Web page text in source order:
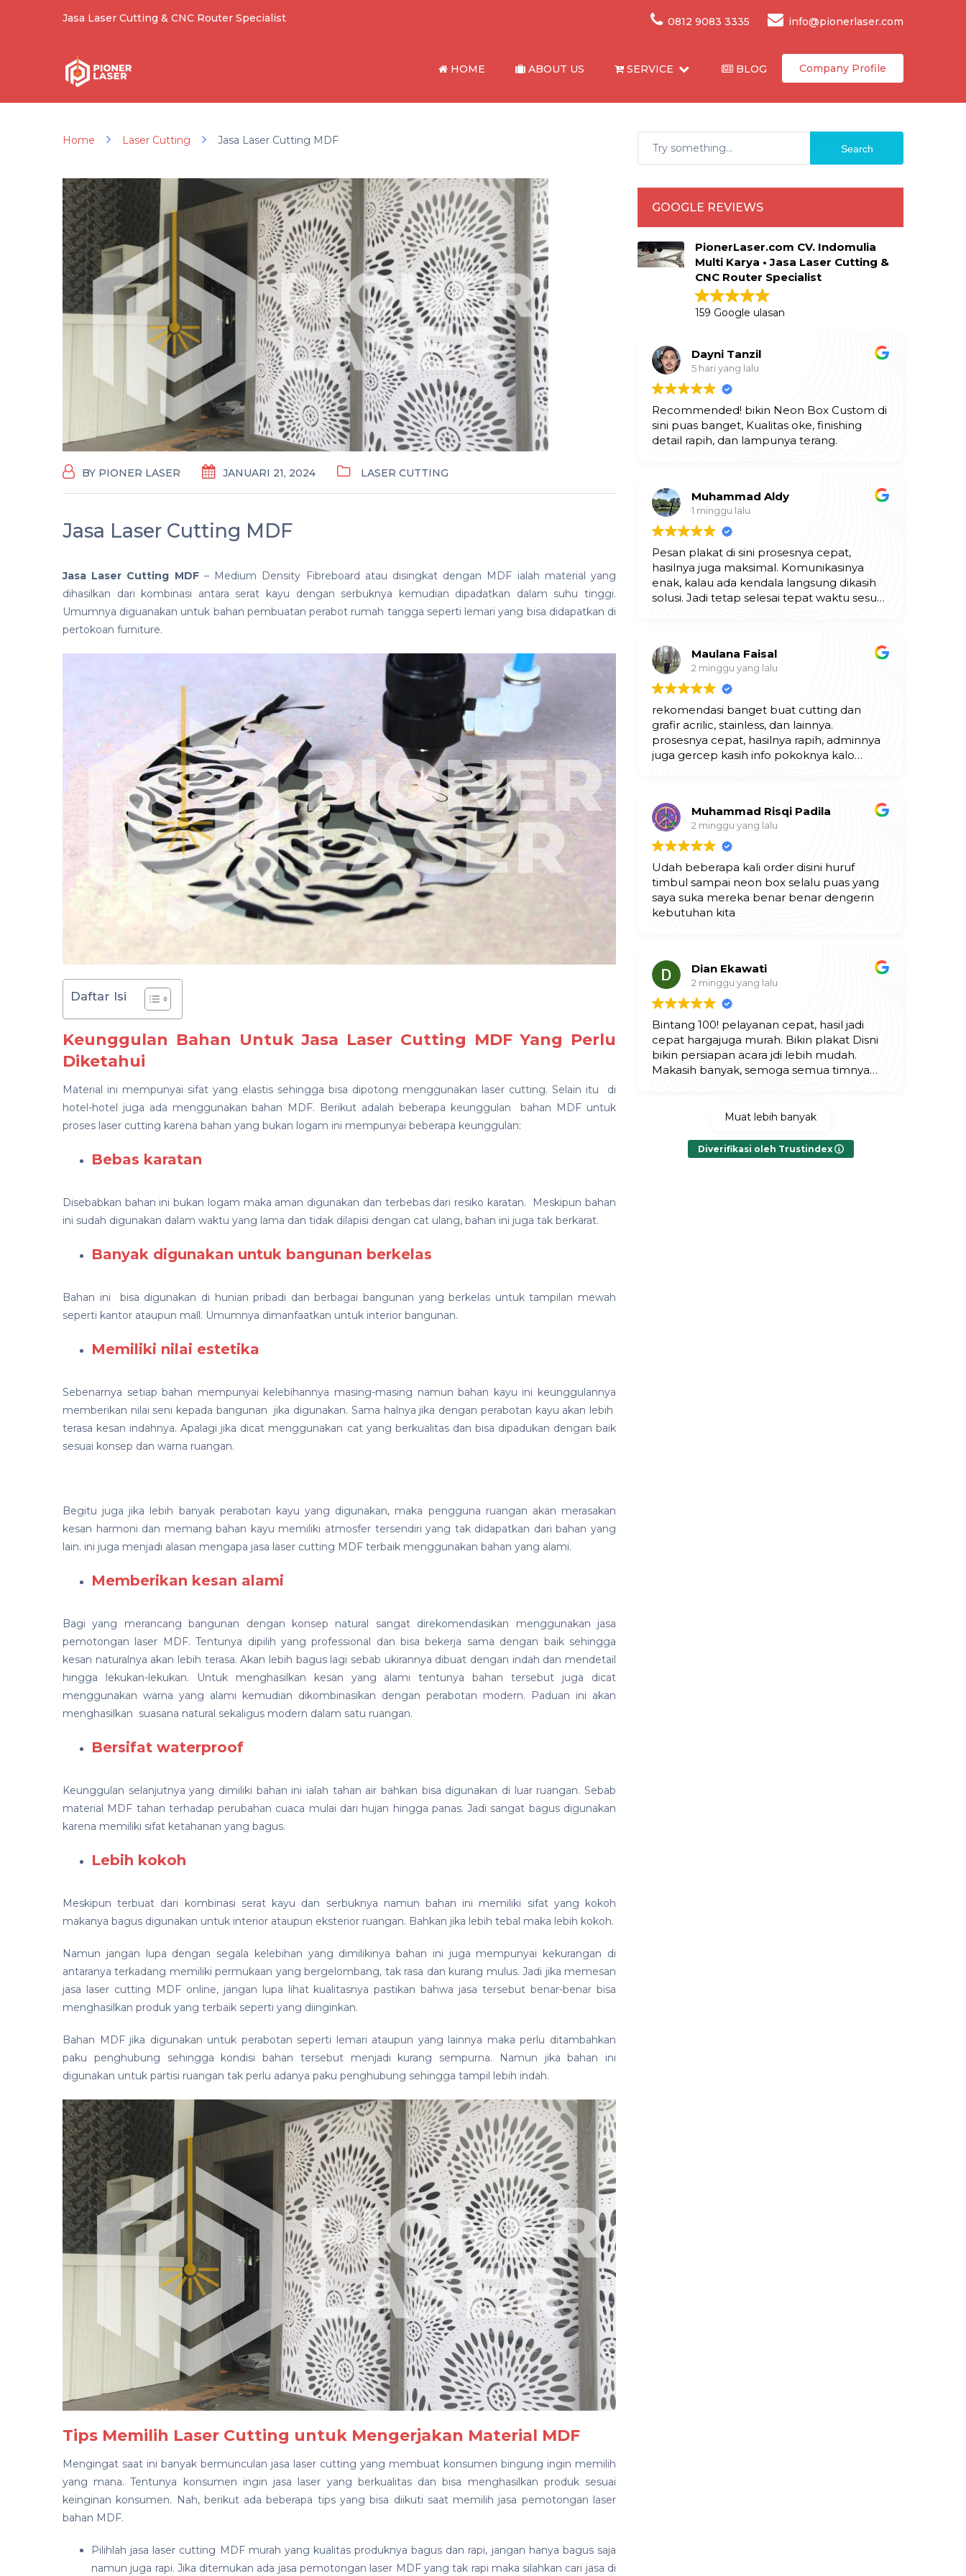
Jasa Laser Cutting & CNC Router Specialist 0812 9083 3335 info@pionerlaser.com
Company Profile
HOME ABOUT US SERVICE BLOG
Home Laser Cutting Jasa Laser Cutting MDF
BY PIONER LASER JANUARI 21, 2024 LASER CUTTING
Jasa Laser Cutting MDF
Jasa Laser Cutting MDF– Medium Density Fibreboard atau disingkat dengan MDF ialah material yang
dihasilkan dari kombinasi antara serat kayu dengan serbuknya kemudian dipadatkan dalam suhu tinggi.
Umumnya diguanakan untuk bahan pembuatan perabot rumah tangga seperti lemari yang bisa didapatkan di
pertokoan furniture.
Daftar Isi
Keunggulan Bahan Untuk Jasa Laser Cutting MDF Yang Perlu
Diketahui
Material ini mempunyai sifat yang elastis sehingga bisa dipotong menggunakan laser cutting. Selain itu di
hotel-hotel juga ada menggunakan bahan MDF. Berikut adalah beberapa keunggulan bahan MDF untuk
proses laser cutting karena bahan yang bukan logam ini mempunyai beberapa keunggulan:
Bebas karatan
Disebabkan bahan ini bukan logam maka aman digunakan dan terbebas dari resiko karatan. Meskipun bahan
ini sudah digunakan dalam waktu yang lama dan tidak dilapisi dengan cat ulang, bahan ini juga tak berkarat.
Banyak digunakan untuk bangunan berkelas
Bahan ini bisa digunakan di hunian pribadi dan berbagai bangunan yang berkelas untuk tampilan mewah
seperti kantor ataupun mall. Umumnya dimanfaatkan untuk interior bangunan.
Memiliki nilai estetika
Sebenarnya setiap bahan mempunyai kelebihannya masing-masing namun bahan kayu ini keunggulannya
memberikan nilai seni kepada bangunan jika digunakan. Sama halnya jika dengan perabotan kayu akan lebih
terasa kesan indahnya. Apalagi jika dicat menggunakan cat yang berkualitas dan bisa dipadukan dengan baik
sesuai konsep dan warna ruangan.
Begitu juga jika lebih banyak perabotan kayu yang digunakan, maka pengguna ruangan akan merasakan
kesan harmoni dan memang bahan kayu memiliki atmosfer tersendiri yang tak didapatkan dari bahan yang
lain. ini juga menjadi alasan mengapa jasa laser cutting MDF terbaik menggunakan bahan yang alami.
Memberikan kesan alami
Bagi yang merancang bangunan dengan konsep natural sangat direkomendasikan menggunakan jasa
pemotongan laser MDF. Tentunya dipilih yang professional dan bisa bekerja sama dengan baik sehingga
kesan naturalnya akan lebih terasa. Akan lebih bagus lagi sebab ukirannya dibuat dengan indah dan mendetail
hingga lekukan-lekukan. Untuk menghasilkan kesan yang alami tentunya bahan tersebut juga dicat
menggunakan warna yang alami kemudian dikombinasikan dengan perabotan modern. Paduan ini akan
menghasilkan suasana natural sekaligus modern dalam satu ruangan.
Bersifat waterproof
Keunggulan selanjutnya yang dimiliki bahan ini ialah tahan air bahkan bisa digunakan di luar ruangan. Sebab
material MDF tahan terhadap perubahan cuaca mulai dari hujan hingga panas. Jadi sangat bagus digunakan
karena memiliki sifat ketahanan yang bagus.
Lebih kokoh
Meskipun terbuat dari kombinasi serat kayu dan serbuknya namun bahan ini memiliki sifat yang kokoh
makanya bagus digunakan untuk interior ataupun eksterior ruangan. Bahkan jika lebih tebal maka lebih kokoh.
Namun jangan lupa dengan segala kelebihan yang dimilikinya bahan ini juga mempunyai kekurangan di
antaranya terkadang memiliki permukaan yang bergelombang, tak rasa dan kurang mulus. Jadi jika memesan
jasa laser cutting MDF online, jangan lupa lihat kualitasnya pastikan bahwa jasa tersebut benar-benar bisa
menghasilkan produk yang terbaik seperti yang diinginkan.
Bahan MDF jika digunakan untuk perabotan seperti lemari ataupun yang lainnya maka perlu ditambahkan
paku penghubung sehingga kondisi bahan tersebut menjadi kurang sempurna. Namun jika bahan ini
digunakan untuk partisi ruangan tak perlu adanya paku penghubung sehingga tampil lebih indah.
Tips Memilih Laser Cutting untuk Mengerjakan Material MDF
Mengingat saat ini banyak bermunculan jasa laser cutting yang membuat konsumen bingung ingin memilih
yang mana. Tentunya konsumen ingin jasa laser yang berkualitas dan bisa menghasilkan produk sesuai
keinginan konsumen. Nah, berikut ada beberapa tips yang bisa diikuti saat memilih jasa pemotongan laser
bahan MDF.
Pilihlah jasa laser cutting MDF murah yang kualitas produknya bagus dan rapi, jangan hanya bagus saja
namun juga rapi. Jika ditemukan ada jasa pemotongan laser MDF yang tak rapi maka silahkan cari jasa di
Search
GOOGLE REVIEWS
PionerLaser.com CV. Indomulia
Multi Karya • Jasa Laser Cutting &
CNC Router Specialist
159 Google ulasan
Dayni Tanzil
5 hari yang lalu
Recommended! bikin Neon Box Custom di
sini puas banget, Kualitas oke, finishing
detail rapih, dan lampunya terang.
Muhammad Aldy
1 minggu lalu
Pesan plakat di sini prosesnya cepat,
hasilnya juga maksimal. Komunikasinya
enak, kalau ada kendala langsung dikasih
solusi. Jadi tetap selesai tepat waktu sesuai
Maulana Faisal
2 minggu yang lalu
rekomendasi banget buat cutting dan
grafir acrilic, stainless, dan lainnya.
prosesnya cepat, hasilnya rapih, adminnya
juga gercep kasih info pokoknya kalo
Muhammad Risqi Padila
2 minggu yang lalu
Udah beberapa kali order disini huruf
timbul sampai neon box selalu puas yang
saya suka mereka benar benar dengerin
kebutuhan kita
Dian Ekawati
2 minggu yang lalu
Bintang 100! pelayanan cepat, hasil jadi
cepat hargajuga murah. Bikin plakat Disni
bikin persiapan acara jdi lebih mudah.
Makasih banyak, semoga semua timnya
Muat lebih banyak
Diverifikasi oleh Trustindex